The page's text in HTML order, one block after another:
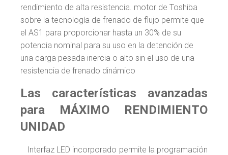
rendimiento de alta resistencia. motor de Toshiba
sobre la tecnología de frenado de flujo permite que
el AS1 para proporcionar hasta un 30% de su
potencia nominal para su uso en la detención de
una carga pesada inercia o alto sin el uso de una
resistencia de frenado dinámico
Las características avanzadas
para MÁXIMO RENDIMIENTO
UNIDAD
Interfaz LED incorporado permite la programación